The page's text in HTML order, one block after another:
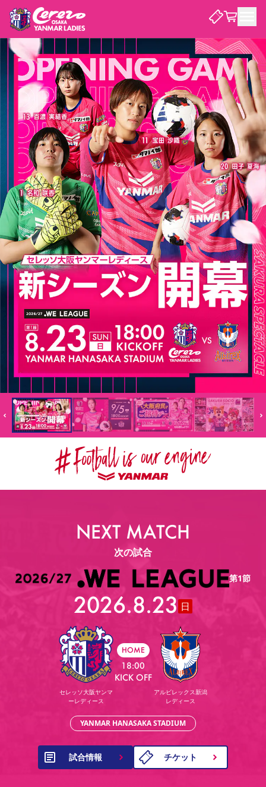
試合・チーム
試合について
試合日程 / 結果 順位表
チームについて
選手・スタッフ スケジュール アクセス セレッソ大阪 アカデミー
観戦する
チケット
チケット情報 価格・席種 シーズンシート
観戦ガイド
キッズ向けサービス 観戦マナー&ルール
スタジアム
YANMAR HANASAKA STADIUM
クラブを知る
セレッソ大阪ヤンマーレデ
ィースについて
クラブ紹介 沿革 シーズン記録
サポートする
パートナー・スポンサー一覧
スポーツクラブ
スポーツクラブ
ニュース
ニュース
すべて チーム グッズ チケット イベント パートナー
セレッソ大阪
アカデミー
NEXT MATCH
次の試合
第1節
2026.8.23 日
セレッソ大阪ヤンマ
ーレディース
HOME
18:00
KICK OFF
アルビレックス新潟
レディース
YANMAR HANASAKA STADIUM
試合情報 チケット